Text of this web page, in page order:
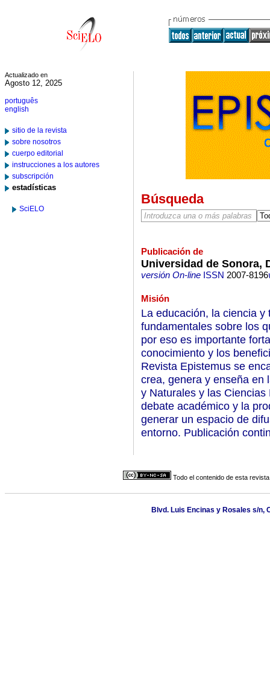
Actualizado en
Agosto 12, 2025
português
english
sitio de la revista
sobre nosotros
cuerpo editorial
instrucciones a los autores
subscripción
estadísticas
SciELO
Búsqueda
Publicación de
Universidad de Sonora,
versión On-lineISSN 2007-8196
Misión
La educación, la ciencia
fundamentales sobre los
por eso es importante
conocimiento y los
Revista Epistemus se
crea, genera y enseña en
y Naturales y las
debate académico y la
generar un espacio de
entorno. Publicación
Todo el contenido de esta
Blvd. Luis Encinas y Rosales s/n,